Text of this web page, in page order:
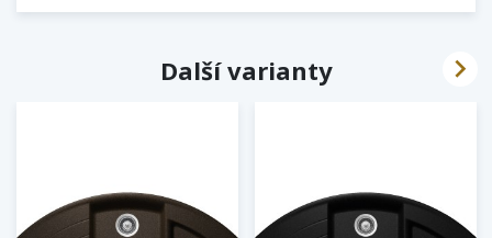
Další varianty 